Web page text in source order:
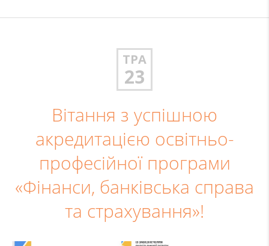
ТРА
23
Вітання з успішною
акредитацією освітньо-
професійної програми
«Фінанси, банківська справа
та страхування»!